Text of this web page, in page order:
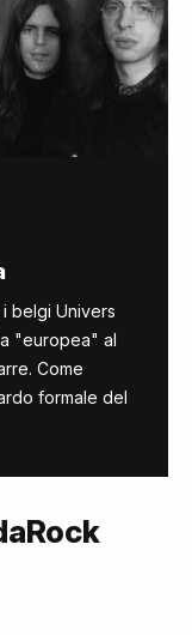
belgi Univers
"europea" al
Come
formale del